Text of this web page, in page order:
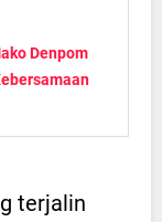
Denpom
terjalin